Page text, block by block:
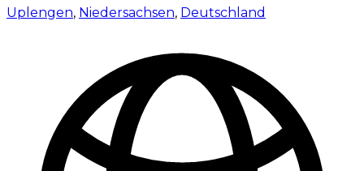
Uplengen, Niedersachsen, Deutschland